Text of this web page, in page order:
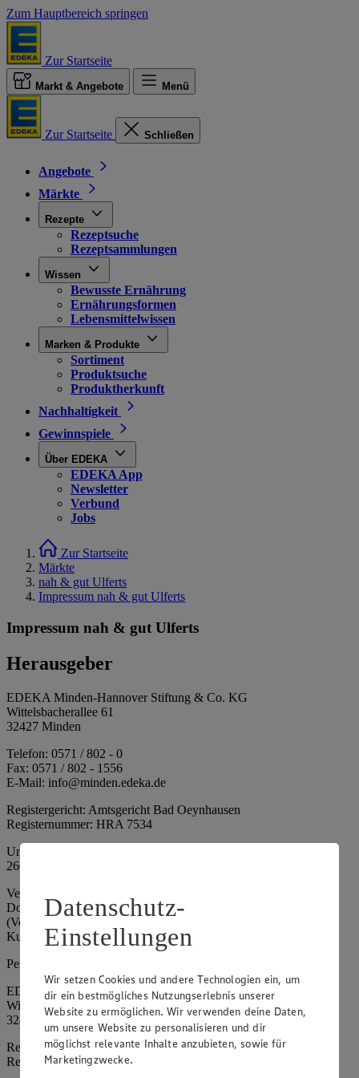
Zum Hauptbereich springen
Zur Startseite
Markt & Angebote Menü
Zur Startseite Schließen
Angebote
Märkte
Rezepte
Rezeptsuche
Rezeptsammlungen
Wissen
Bewusste Ernährung
Ernährungsformen
Lebensmittelwissen
Marken & Produkte
Sortiment
Produktsuche
Produktherkunft
Nachhaltigkeit
Gewinnspiele
Über EDEKA
EDEKA App
Newsletter
Verbund
Jobs
Zur Startseite
Märkte
nah & gut Ulferts
Impressum nah & gut Ulferts
Impressum nah & gut Ulferts
Herausgeber
EDEKA Minden-Hannover Stiftung & Co. KG
Wittelsbacherallee 61
32427 Minden
Telefon: 0571 / 802 - 0
Fax: 0571 / 802 - 1556
E-Mail: info@minden.edeka.de
Registergericht: Amtsgericht Bad Oeynhausen
Registernummer: HRA 7534
Umsatzsteuer-Identifikationsnummer gem. § 27a UStG: DE
266067317
Vertretungsberechtigte: Mark Rosenkranz (Sprecher), Eileen
Dominique Klingsiek (Vorstandsmitglied), Ulf-U. Plath
(Vorstandsmitglied), Stephan Wohler (Vorstandsmitglied), Marc
Kuhlmann (Aufsichtsratsvorsitzender)
Persönlich haftende Gesellschafterin:
EDEKA Minden-Hannover Holding GmbH
Wittelsbacherallee 61
32427 Minden
Registergericht: Amtsgericht Bad Oeynhausen
Registernummer: HRB 4086
Datenschutz-
Einstellungen
Wir setzen Cookies und andere Technologien ein, um
dir ein bestmögliches Nutzungserlebnis unserer
Website zu ermöglichen. Wir verwenden deine Daten,
um unsere Website zu personalisieren und dir
möglichst relevante Inhalte anzubieten, sowie für
Marketingzwecke.